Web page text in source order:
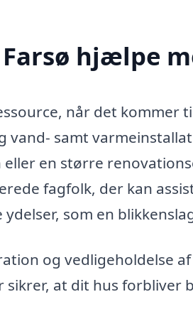
hjælpe
når det kommer
samt
en større
fagfolk, der kan
som en
og vedligeholdelse
at dit hus forbliver